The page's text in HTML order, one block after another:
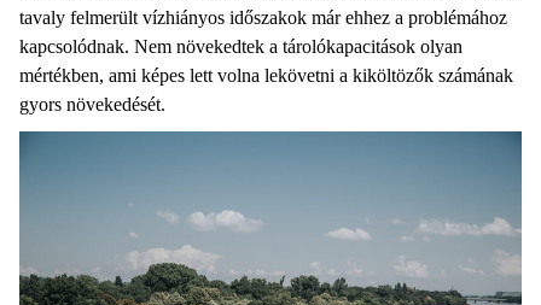
tavaly felmerült vízhiányos időszakok már ehhez a problémához
kapcsolódnak. Nem növekedtek a tárolókapacitások olyan
mértékben, ami képes lett volna lekövetni a kiköltözők számának
gyors növekedését.